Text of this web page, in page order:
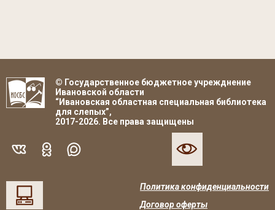
© Государственное бюджетное учрежднение
Ивановской области
“Ивановская областная специальная библиотека
для слепых”,
2017-2026. Все права защищены
Политика конфиденциальности
Договор оферты